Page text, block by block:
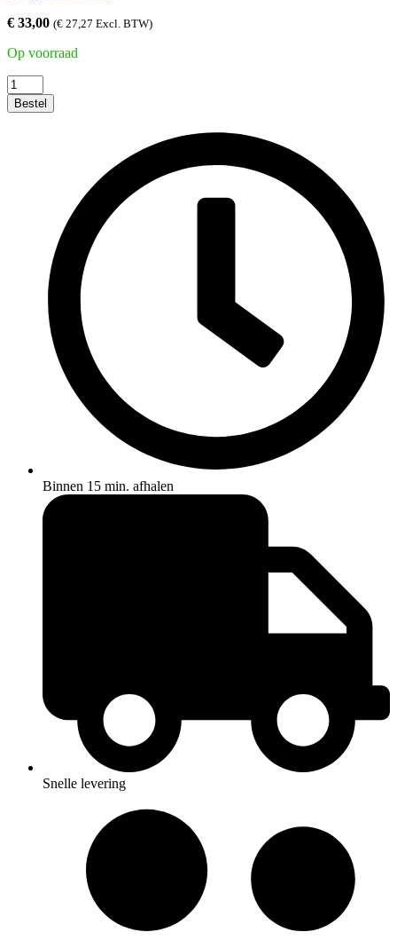
€ 33,00 (€ 27,27 Excl. BTW)
Op voorraad
Jagermeister
1L
aantal
Bestel
Binnen 15 min. afhalen
Snelle levering